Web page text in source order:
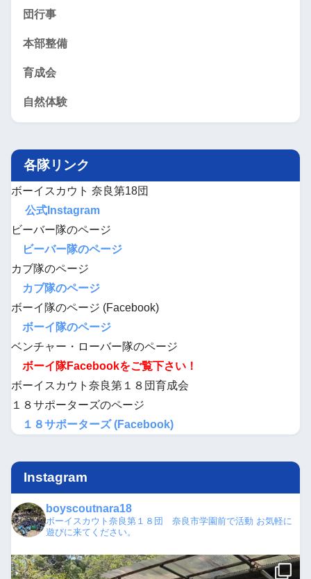
団行事
本部整備
育成会
自然体験
各隊リンク
ボーイスカウト 奈良第18団
公式Instagram
ビーバー隊のページ
ビーバー隊のページ
カブ隊のページ
カブ隊のページ
ボーイ隊のページ (Facebook)
ボーイ隊のページ
ベンチャー・ローバー隊のページ
ボーイ隊Facebookをご覧下さい！
ボーイスカウト奈良第１８団育成会
１８サポーターズのページ
１８サポーターズ (Facebook)
Instagram
boyscoutnara18
ボーイスカウト奈良第１８団 奈良市学園前で活動 お気軽に
遊びに来てください。